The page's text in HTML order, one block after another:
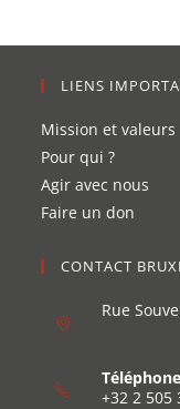
LIENS
Mission et valeurs
Pour qui ?
Agir avec nous
Faire un don
CONTACT
Rue
+32 2 505